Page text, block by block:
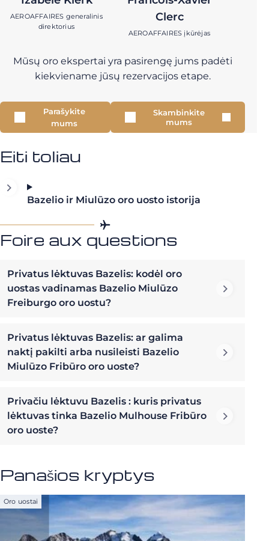
AEROAFFAIRES generalinis
direktorius
Clerc
AEROAFFAIRES įkūrėjas
Mūsų oro ekspertai yra pasirengę jums padėti
kiekviename jūsų rezervacijos etape.
Parašykite
mums
Skambinkite
mums
Eiti toliau
Bazelio ir Miulūzo oro uosto istorija
Foire aux questions
Privatus lėktuvas Bazelis: kodėl oro
uostas vadinamas Bazelio Miulūzo
Freiburgo oro uostu?
Privatus lėktuvas Bazelis: ar galima
naktį pakilti arba nusileisti Bazelio
Miulūzo Fribūro oro uoste?
Privačiu lėktuvu Bazelis : kuris privatus
lėktuvas tinka Bazelio Mulhouse Fribūro
oro uoste?
Panašios kryptys
Oro uostai